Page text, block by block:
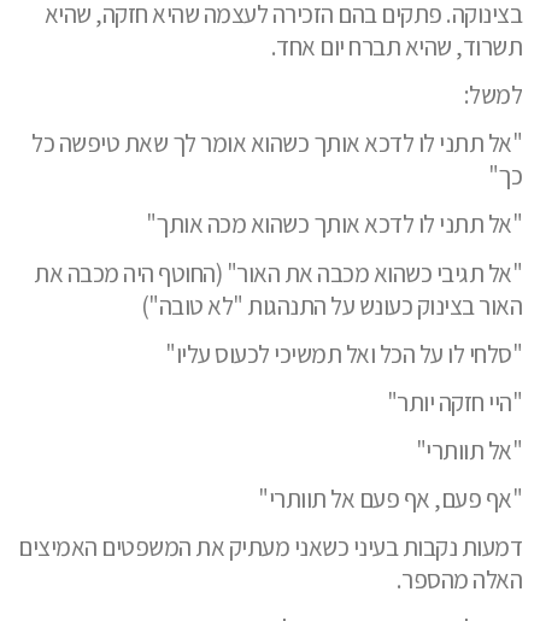
בצינוקה. פתקים בהם הזכירה לעצמה שהיא חזקה, שהיא
תשרוד, שהיא תברח יום אחד.
למשל:
"אל תתני לו לדכא אותך כשהוא אומר לך שאת טיפשה כל
כך"
"אל תתני לו לדכא אותך כשהוא מכה אותך"
"אל תגיבי כשהוא מכבה את האור" (החוטף היה מכבה את
האור בצינוק כעונש על התנהגות "לא טובה")
"סלחי לו על הכל ואל תמשיכי לכעוס עליו"
"היי חזקה יותר"
"אל תוותרי"
"אף פעם, אף פעם אל תוותרי"
דמעות נקבות בעיני כשאני מעתיק את המשפטים האמיצים
האלה מהספר.